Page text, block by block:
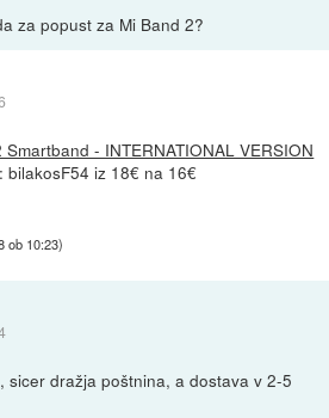
za popust za Mi Band 2?
- INTERNATIONAL VERSION
bilakosF54 iz 18€ na 16€
ob 10:23)
sicer dražja poštnina, a dostava v 2-5